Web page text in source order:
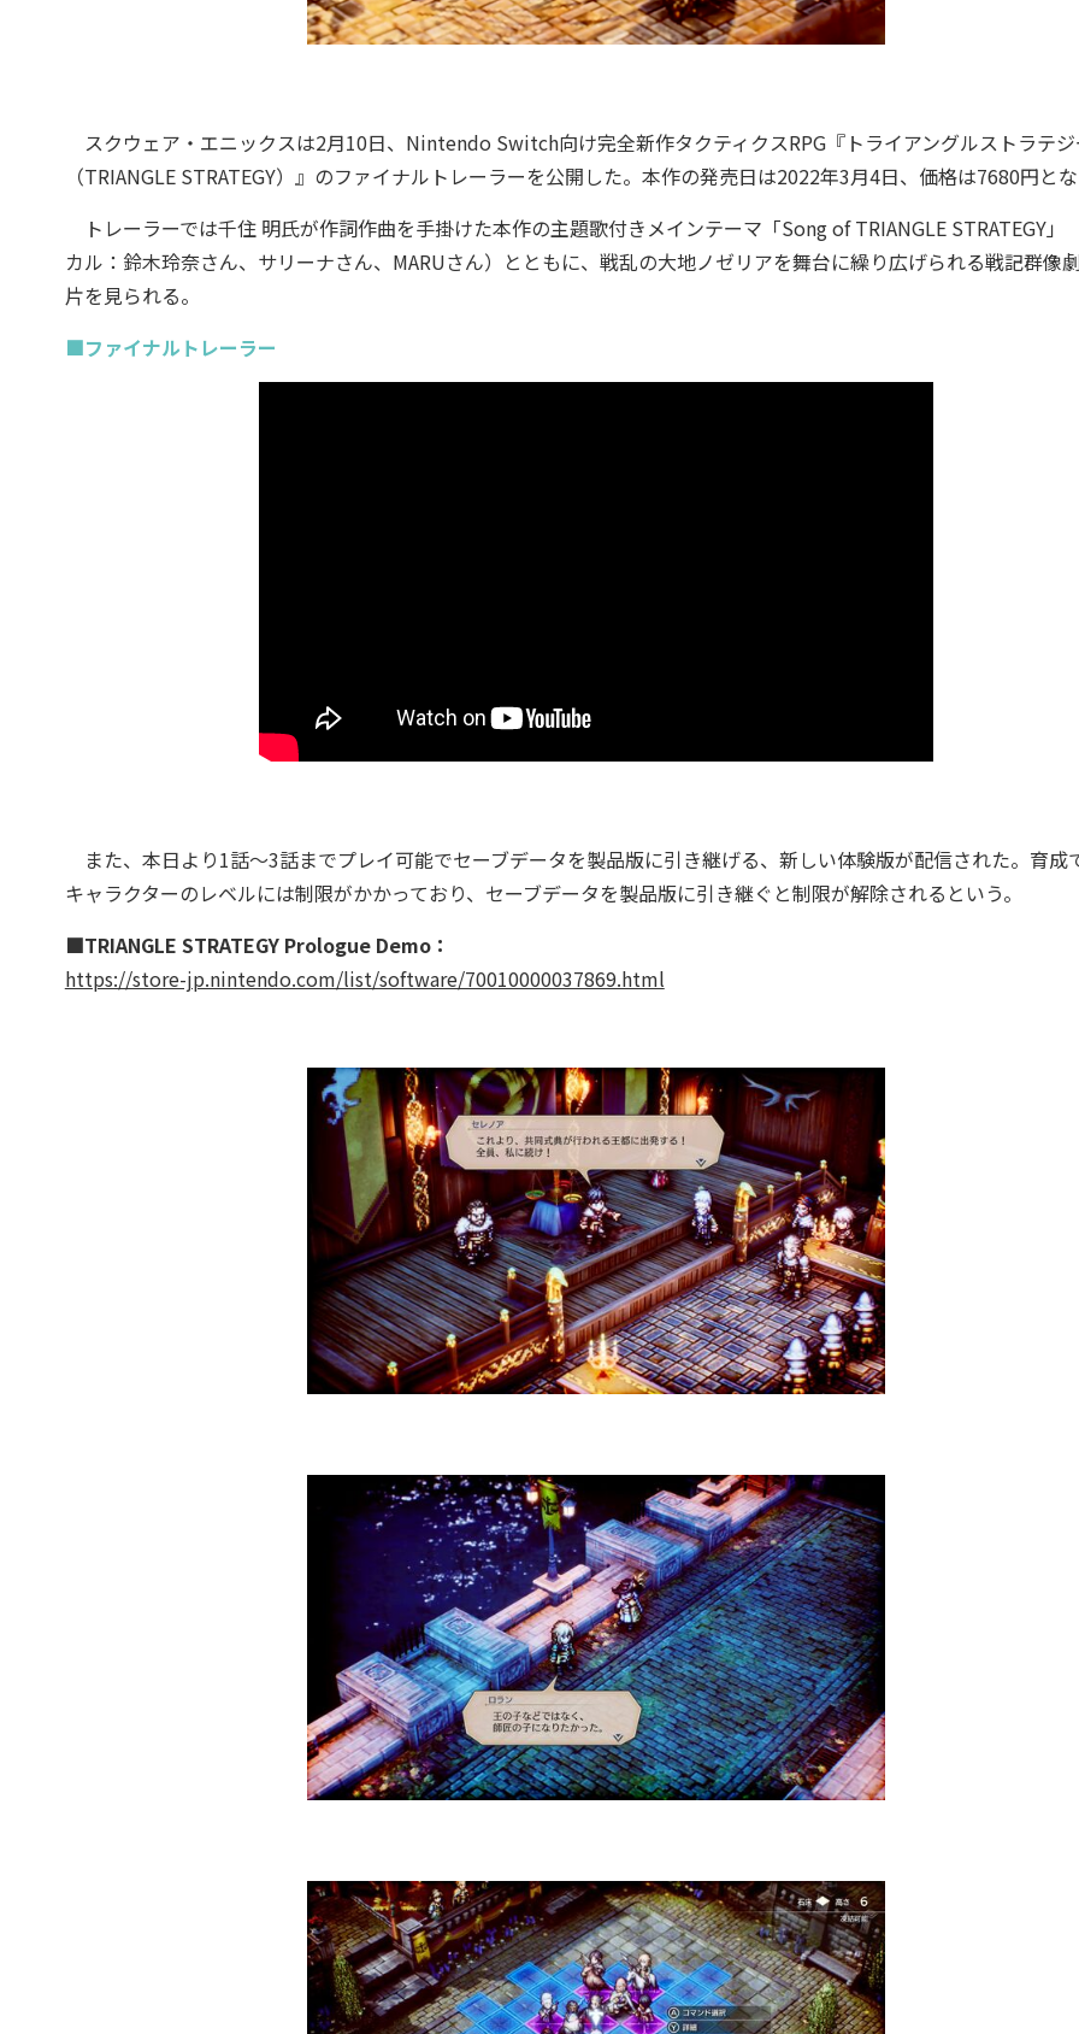
スクウェア・エニックスは2月10日、Nintendo Switch向け完全新作タクティクスRPG『トライアングルストラテ
（TRIANGLE STRATEGY）』のファイナルトレーラーを公開した。本作の発売日は2022年3月4日、価格は7680円と
トレーラーでは千住 明氏が作詞作曲を手掛けた本作の主題歌付きメインテーマ「Song of TRIANGLE STRATEGY」
カル：鈴木玲奈さん、サリーナさん、MARUさん）とともに、戦乱の大地ノゼリアを舞台に繰り広げられる戦記群像
片を見られる。
■ファイナルトレーラー
また、本日より1話～3話までプレイ可能でセーブデータを製品版に引き継げる、新しい体験版が配信された。育成
キャラクターのレベルには制限がかかっており、セーブデータを製品版に引き継ぐと制限が解除されるという。
■TRIANGLE STRATEGY Prologue Demo：
https://store-jp.nintendo.com/list/software/70010000037869.html